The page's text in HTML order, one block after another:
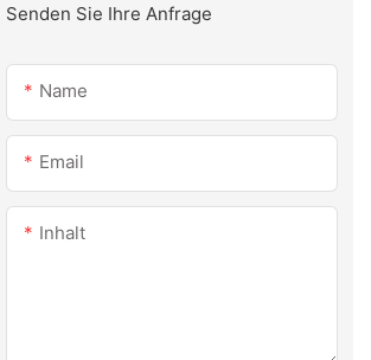
Senden Sie Ihre Anfrage
Name
Email
Inhalt